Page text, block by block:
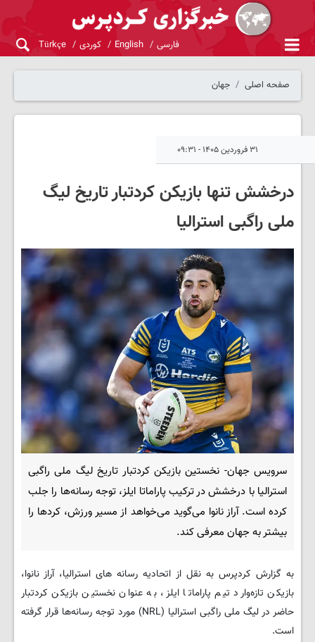
فارسی English کوردی Türkçe
صفحه اصلی جهان
۳۱ فروردین ۱۴۰۵ - ۰۹:۳۱
درخشش تنها بازیکن کردتبار تاریخ لیگ
ملی راگبی استرالیا
سرویس جهان- نخستین بازیکن کردتبار تاریخ لیگ ملی راگبی
استرالیا با درخشش در ترکیب پاراماتا ایلز، توجه رسانه‌ها را جلب
کرده است. آراز نانوا می‌گوید می‌خواهد از مسیر ورزش، کردها را
بیشتر به جهان معرفی کند.
به گزارش کردپرس به نقل از اتحادیه رسانه های استرالیا، آراز نانوا،
بازیکن تازه‌وارد تیم پاراماتا ایلز، به عنوان نخستین بازیکن کردتبار
حاضر در لیگ ملی راگبی استرالیا (NRL) مورد توجه رسانه‌ها قرار گرفته
است.